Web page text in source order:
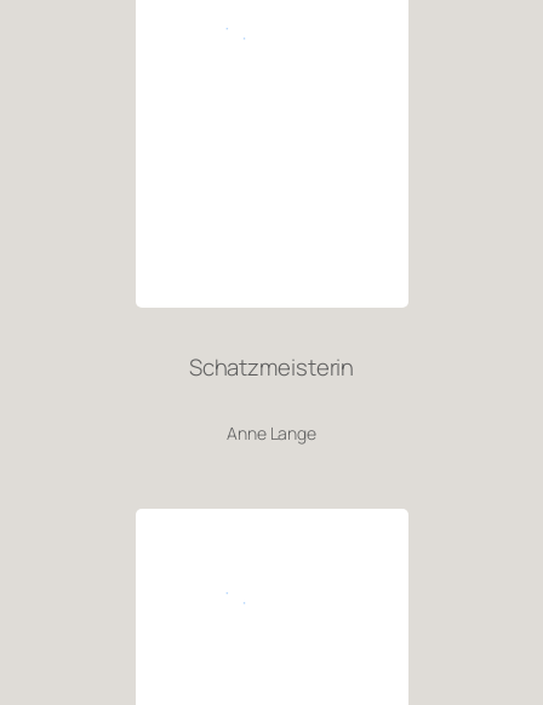
Schatzmeisterin
Anne Lange